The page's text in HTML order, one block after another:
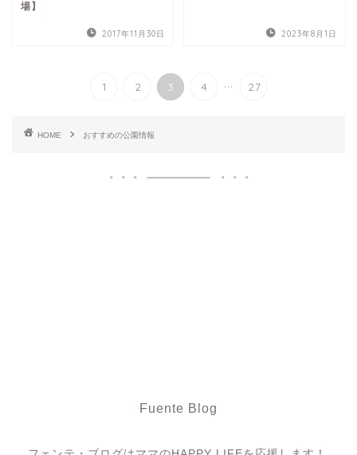
場】
2017年11月30日 2023年8月1日
1 2 3 4 ... 27
HOME おすすめの公園情報
Fuente Blog